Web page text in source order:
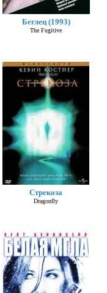
Беглец (1993)
The Fugitive
Стрекоза
Dragonfly